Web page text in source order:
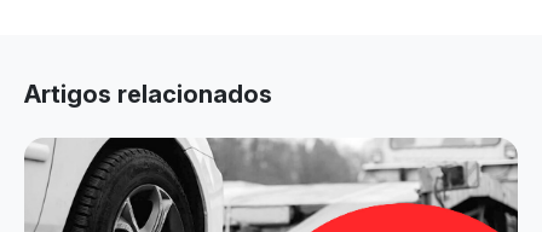
Artigos relacionados